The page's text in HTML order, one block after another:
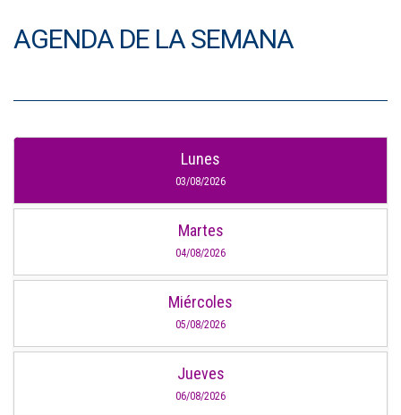
AGENDA DE LA SEMANA
Lunes
03/08/2026
Martes
04/08/2026
Miércoles
05/08/2026
Jueves
06/08/2026